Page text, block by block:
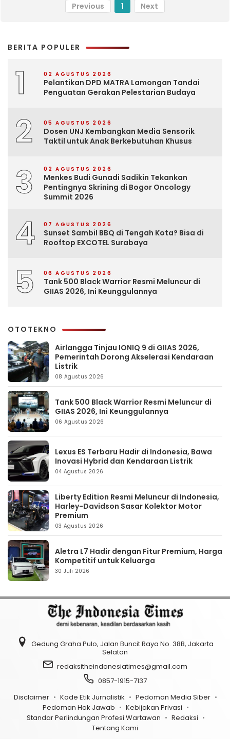
Previous 1 Next
BERITA POPULER
1 02 AGUSTUS 2026
Pelantikan DPD MATRA Lamongan Tandai
Penguatan Gerakan Pelestarian Budaya
2 05 AGUSTUS 2026
Dosen UNJ Kembangkan Media Sensorik
Taktil untuk Anak Berkebutuhan Khusus
3 02 AGUSTUS 2026
Menkes Budi Gunadi Sadikin Tekankan
Pentingnya Skrining di Bogor Oncology
Summit 2026
4 07 AGUSTUS 2026
Sunset Sambil BBQ di Tengah Kota? Bisa di
Rooftop EXCOTEL Surabaya
5 06 AGUSTUS 2026
Tank 500 Black Warrior Resmi Meluncur di
GIIAS 2026, Ini Keunggulannya
OTOTEKNO
Airlangga Tinjau IONIQ 9 di GIIAS 2026,
Pemerintah Dorong Akselerasi Kendaraan
Listrik
08 Agustus 2026
Tank 500 Black Warrior Resmi Meluncur di
GIIAS 2026, Ini Keunggulannya
06 Agustus 2026
Lexus ES Terbaru Hadir di Indonesia, Bawa
Inovasi Hybrid dan Kendaraan Listrik
04 Agustus 2026
Liberty Edition Resmi Meluncur di Indonesia,
Harley-Davidson Sasar Kolektor Motor
Premium
03 Agustus 2026
Aletra L7 Hadir dengan Fitur Premium, Harga
Kompetitif untuk Keluarga
30 Juli 2026
Gedung Graha Pulo, Jalan Buncit Raya No. 38B, Jakarta
Selatan
redaksitheindonesiatimes@gmail.com
0857-1915-7137
Disclaimer
Kode Etik Jurnalistik
Pedoman Media Siber
Pedoman Hak Jawab
Kebijakan Privasi
Standar Perlindungan Profesi Wartawan
Redaksi
Tentang Kami